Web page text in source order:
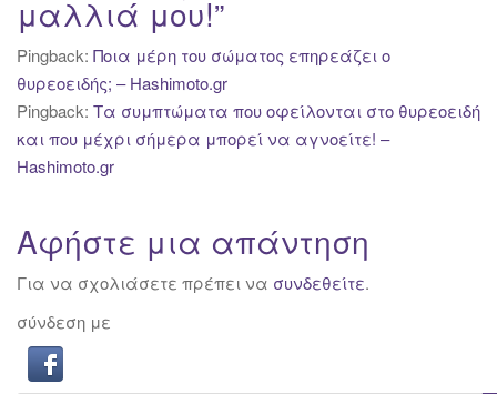
μαλλιά μου!”
Pingback: Ποια μέρη του σώματος επηρεάζει ο
θυρεοειδής; – Hashimoto.gr
Pingback: Τα συμπτώματα που οφείλονται στο θυρεοειδή
και που μέχρι σήμερα μπορεί να αγνοείτε! –
Hashimoto.gr
Αφήστε μια απάντηση
Για να σχολιάσετε πρέπει να συνδεθείτε.
σύνδεση με